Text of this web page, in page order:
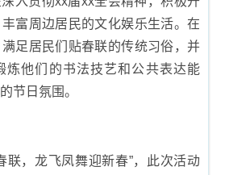
富周边居民的文化娱乐生活。在
足居民们贴春联的传统习俗，并
炼他们的书法技艺和公共表达能
节日氛围。
联，龙飞凤舞迎新春”，此次活动